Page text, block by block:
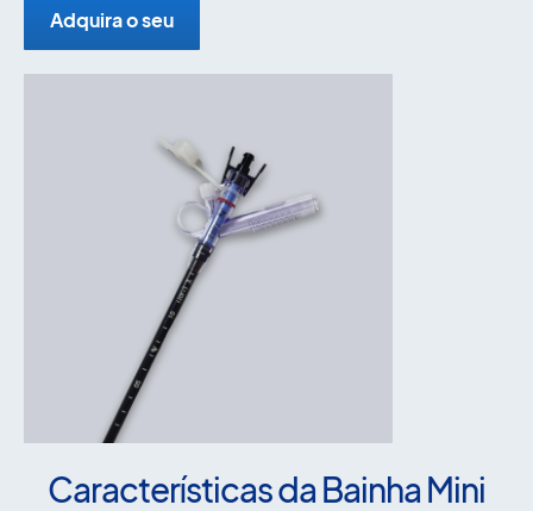
Adquira o seu
Características da Bainha Mini